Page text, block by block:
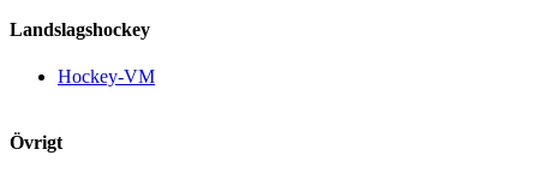
Landslagshockey
Hockey-VM
Övrigt